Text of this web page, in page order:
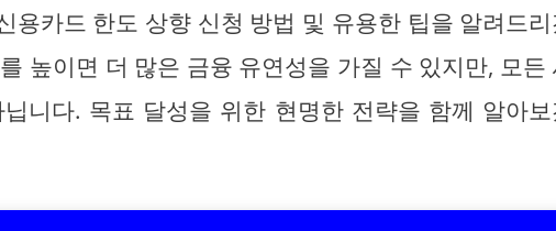
용카드 한도 상향 신청 방법 및 유용한 팁을 알려드리
높이면 더 많은 금융 유연성을 가질 수 있지만, 모든
니다. 목표 달성을 위한 현명한 전략을 함께 알아보